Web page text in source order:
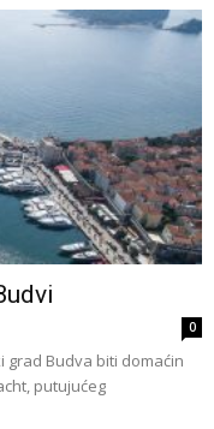
0
grad Budva biti domaćin
putujućeg